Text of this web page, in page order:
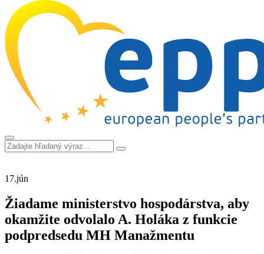
17.jún
Žiadame ministerstvo hospodárstva, aby
okamžite odvolalo A. Holáka z funkcie
podpredsedu MH Manažmentu